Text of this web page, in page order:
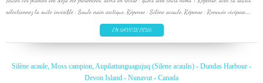
sélectionnez la suite invisible : Saule nain arctique. Réponse : Silène acaule. Réponse : Renouée vivipare....
EN SAVOIR PLUS
Silène acaule, Moss campion, Aupilattunguagujuq (Silene acaulis) - Dundas Harbour -
Devon Island - Nunavut - Canada